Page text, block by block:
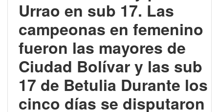
Urrao en sub 17. Las
campeonas en femenino
fueron las mayores de
Ciudad Bolívar y las sub
17 de Betulia Durante los
cinco días se disputaron